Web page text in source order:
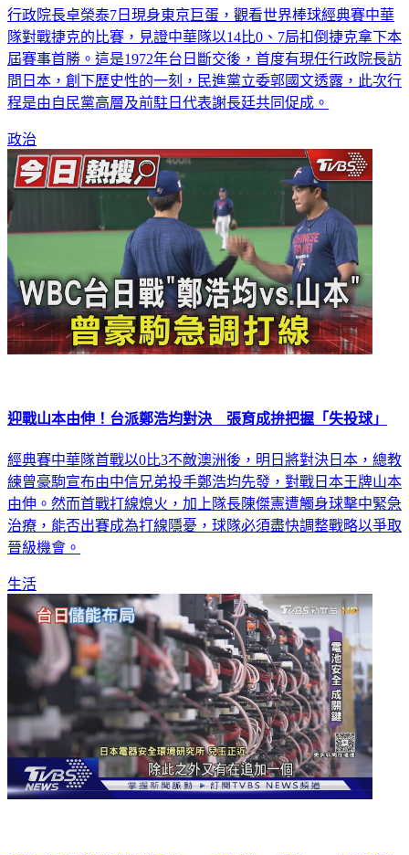
行政院長卓榮泰7日現身東京巨蛋，觀看世界棒球經典賽中華
隊對戰捷克的比賽，見證中華隊以14比0、7局扣倒捷克拿下本
屆賽事首勝。這是1972年台日斷交後，首度有現任行政院長訪
問日本，創下歷史性的一刻，民進黨立委郭國文透露，此次行
程是由自民黨高層及前駐日代表謝長廷共同促成。
政治
迎戰山本由伸！台派鄭浩均對決 張育成拚把握「失投球」
經典賽中華隊首戰以0比3不敵澳洲後，明日將對決日本，總教
練曾豪駒宣布由中信兄弟投手鄭浩均先發，對戰日本王牌山本
由伸。然而首戰打線熄火，加上隊長陳傑憲遭觸身球擊中緊急
治療，能否出賽成為打線隱憂，球隊必須盡快調整戰略以爭取
晉級機會。
生活